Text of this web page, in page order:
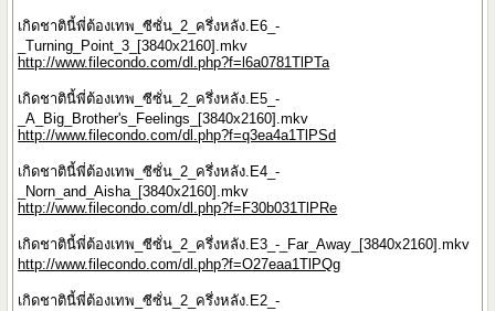
เกิดชาตินี้พี่ต้องเทพ_ซีซั่น_2_ครึ่งหลัง.E6_-
_Turning_Point_3_[3840x2160].mkv
http://www.filecondo.com/dl.php?f=l6a0781TlPTa
เกิดชาตินี้พี่ต้องเทพ_ซีซั่น_2_ครึ่งหลัง.E5_-
_A_Big_Brother's_Feelings_[3840x2160].mkv
http://www.filecondo.com/dl.php?f=q3ea4a1TlPSd
เกิดชาตินี้พี่ต้องเทพ_ซีซั่น_2_ครึ่งหลัง.E4_-
_Norn_and_Aisha_[3840x2160].mkv
http://www.filecondo.com/dl.php?f=F30b031TlPRe
เกิดชาตินี้พี่ต้องเทพ_ซีซั่น_2_ครึ่งหลัง.E3_-_Far_Away_[3840x2160].mkv
http://www.filecondo.com/dl.php?f=O27eaa1TlPQg
เกิดชาตินี้พี่ต้องเทพ_ซีซั่น_2_ครึ่งหลัง.E2_-